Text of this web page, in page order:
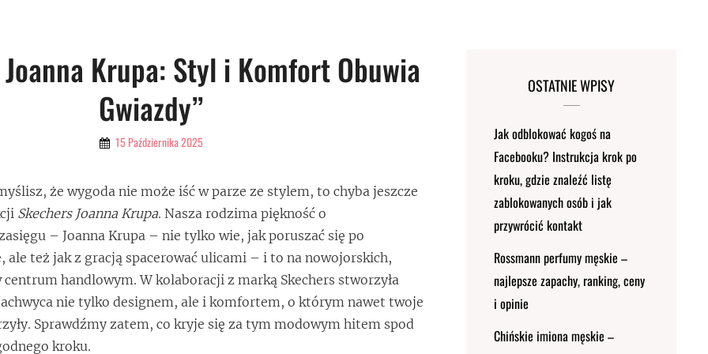
Krupa: Styl i Komfort Obuwia
Gwiazdy”
By 15 Października 2025
że wygoda nie może iść w parze ze stylem, to chyba jeszcze
Skechers Joanna Krupa. Nasza rodzima piękność o
– Joanna Krupa – nie tylko wie, jak poruszać się po
ale też jak z gracją spacerować ulicami – i to na nowojorskich,
centrum handlowym. W kolaboracji z marką Skechers stworzyła
nie tylko designem, ale i komfortem, o którym nawet twoje
Sprawdźmy zatem, co kryje się za tym modowym hitem spod
kroku.
OSTATNIE WPISY
Jak odblokować kogoś na
Facebooku? Instrukcja krok po
kroku, gdzie znaleźć listę
zablokowanych osób i jak
przywrócić kontakt
Rossmann perfumy męskie –
najlepsze zapachy, ranking, ceny
i opinie
Chińskie imiona męskie –